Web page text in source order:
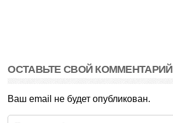
ОСТАВЬТЕ СВОЙ КОММЕНТАРИЙ
Ваш email не будет опубликован.